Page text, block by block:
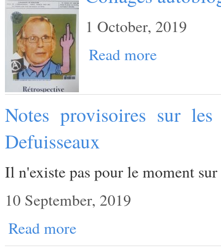
1 October, 2019
Read more
Notes provisoires sur
Defuisseaux
Il n'existe pas pour le moment
10 September, 2019
Read more